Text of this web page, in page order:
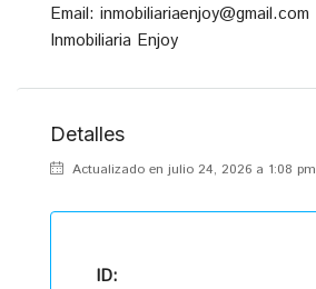
Email: inmobiliariaenjoy@gmail.com
Inmobiliaria Enjoy
Detalles
Actualizado en julio 24, 2026 a 1:08 pm
ID: